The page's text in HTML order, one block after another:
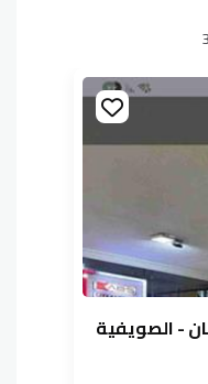
- الصويفية